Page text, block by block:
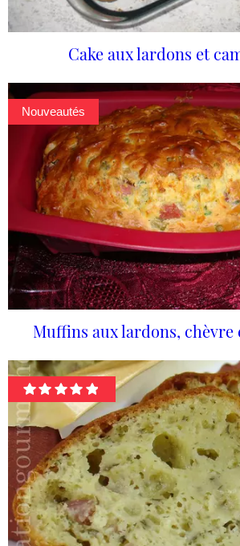
Cake aux lardons et
Nouveautés
Muffins aux lardons, chèvre